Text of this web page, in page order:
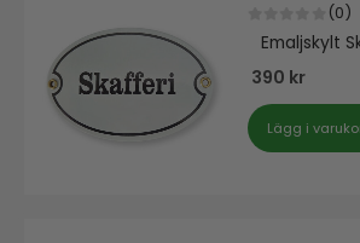
out of 5
(0)
Emaljskylt
390 kr
Lägg i